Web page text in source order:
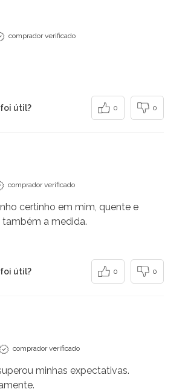
comprador verificado
útil? 0 0
comprador verificado
certinho em mim, quente e
a medida.
útil? 0 0
comprador verificado
minhas expectativas.